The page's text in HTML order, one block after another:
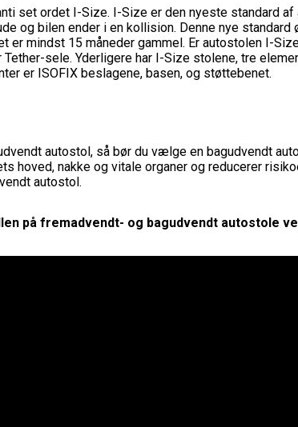
set ordet I-Size. I-Size er den nyeste standard
og bilen ender i en kollision. Denne nye standard
mindst 15 måneder gammel. Er autostolen I-
sele. Yderligere har I-Size stolene, tre
er ISOFIX beslagene, basen, og støttebenet.
autostol, så bør du vælge en bagudvendt
hoved, nakke og vitale organer og reducerer
autostol.
på fremadvendt- og bagudvendt autostole